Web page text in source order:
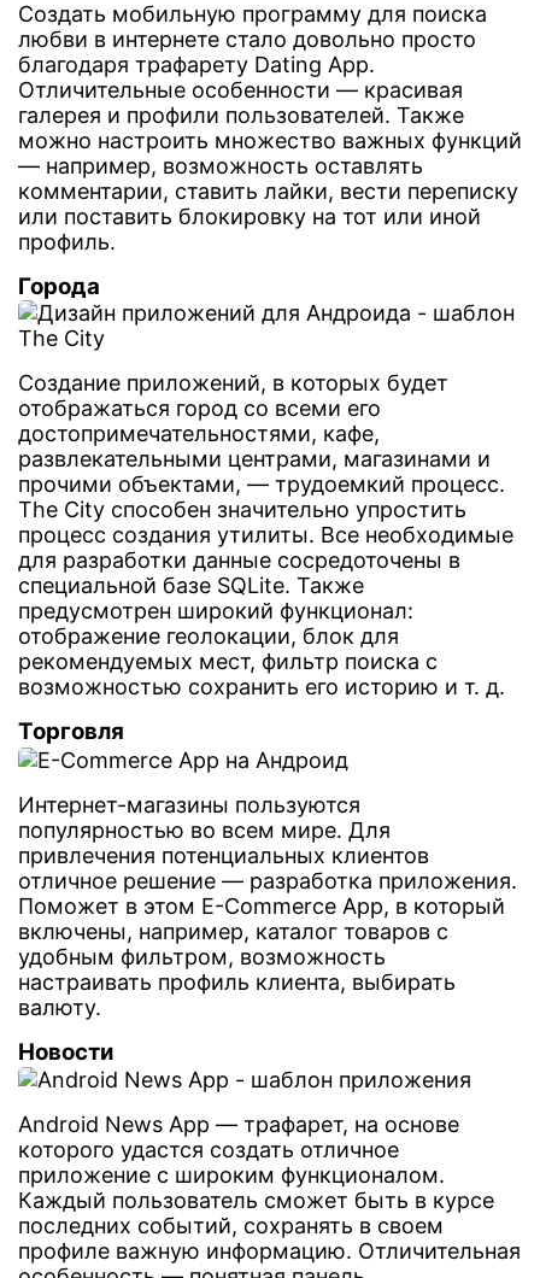
Создать мобильную программу для поиска
любви в интернете стало довольно просто
благодаря трафарету Dating App.
Отличительные особенности — красивая
галерея и профили пользователей. Также
можно настроить множество важных функций
— например, возможность оставлять
комментарии, ставить лайки, вести переписку
или поставить блокировку на тот или иной
профиль.
Города
Создание приложений, в которых будет
отображаться город со всеми его
достопримечательностями, кафе,
развлекательными центрами, магазинами и
прочими объектами, — трудоемкий процесс.
The City способен значительно упростить
процесс создания утилиты. Все необходимые
для разработки данные сосредоточены в
специальной базе SQLite. Также
предусмотрен широкий функционал:
отображение геолокации, блок для
рекомендуемых мест, фильтр поиска с
возможностью сохранить его историю и т. д.
Торговля
Интернет-магазины пользуются
популярностью во всем мире. Для
привлечения потенциальных клиентов
отличное решение — разработка приложения.
Поможет в этом E-Commerce App, в который
включены, например, каталог товаров с
удобным фильтром, возможность
настраивать профиль клиента, выбирать
валюту.
Новости
Android News App — трафарет, на основе
которого удастся создать отличное
приложение с широким функционалом.
Каждый пользователь сможет быть в курсе
последних событий, сохранять в своем
профиле важную информацию. Отличительная